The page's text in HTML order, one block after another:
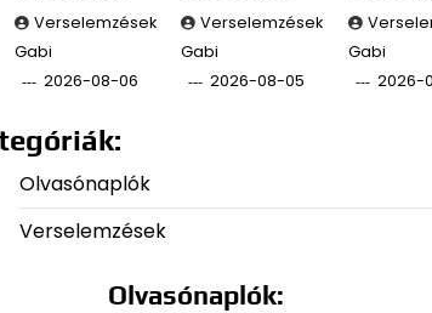
Verselemzések
Gabi
2026-08-06
Verselemzések
Gabi
2026-08-05
Gabi
2026-
Olvasónaplók
Verselemzések
Olvasónaplók: